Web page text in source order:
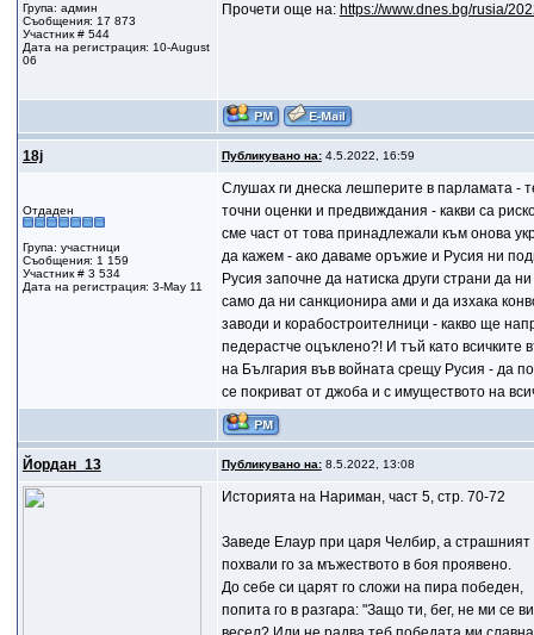
Група: админ
Съобщения: 17 873
Участник # 544
Дата на регистрация: 10-August
06
Прочети още на: https://www.dnes.bg/rusia/
18j Публикувано на:4.5.2022, 16:59
Отдаден
Група: участници
Съобщения: 1 159
Участник # 3 534
Дата на регистрация: 3-May 11
Слушах ги днеска лешперите в парламата -
точни оценки и предвиждания - какви са
сме част от това принадлежали към онова
да кажем - ако даваме оръжие и Русия ни
Русия започне да натиска други страни да
само да ни санкционира ами и да изхака
заводи и корабостроителници - какво ще
педерастче оцъклено?! И тъй като всичките
на България във войната срещу Русия - да
се покриват от джоба и с имуществото на
Йордан_13 Публикувано на:8.5.2022, 13:08
Историята на Нариман, част 5, стр. 70-72
Заведе Елаур при царя Челбир, а
похвали го за мъжеството в боя проявено.
До себе си царят го сложи на пира победен,
попита го в разгара: "Защо ти, бег, не ми се